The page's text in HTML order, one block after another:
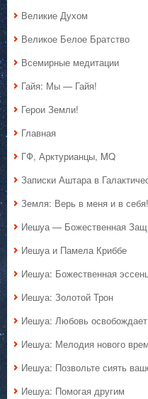
Великие Духом
Великое Белое Братство
Всемирные медитации
Гайя: Мы — Гайя!
Герои Земли!
Главная
ГФ, Арктурианцы, MQ
Записки Аштара в
Земля: Верь в меня и в себя!
Иешуа — Божественная
Иешуа и Памела Криббе
Иешуа: Божественная
Иешуа: Золотой Трон
Иешуа: Любовь освобождает
Иешуа: Мелодия нового
Иешуа: Позвольте сиять
Иешуа: Помогая другим